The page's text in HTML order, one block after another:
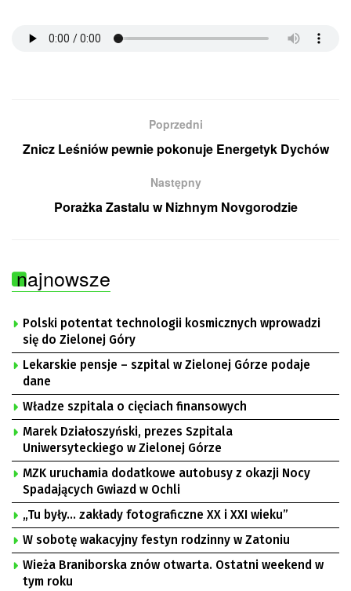
Poprzedni
Znicz Leśniów pewnie pokonuje Energetyk Dychów
Następny
Porażka Zastalu w Nizhnym Novgorodzie
najnowsze
Polski potentat technologii kosmicznych wprowadzi
się do Zielonej Góry
Lekarskie pensje – szpital w Zielonej Górze podaje
dane
Władze szpitala o cięciach finansowych
Marek Działoszyński, prezes Szpitala
Uniwersyteckiego w Zielonej Górze
MZK uruchamia dodatkowe autobusy z okazji Nocy
Spadających Gwiazd w Ochli
„Tu były… zakłady fotograficzne XX i XXI wieku”
W sobotę wakacyjny festyn rodzinny w Zatoniu
Wieża Braniborska znów otwarta. Ostatni weekend w
tym roku